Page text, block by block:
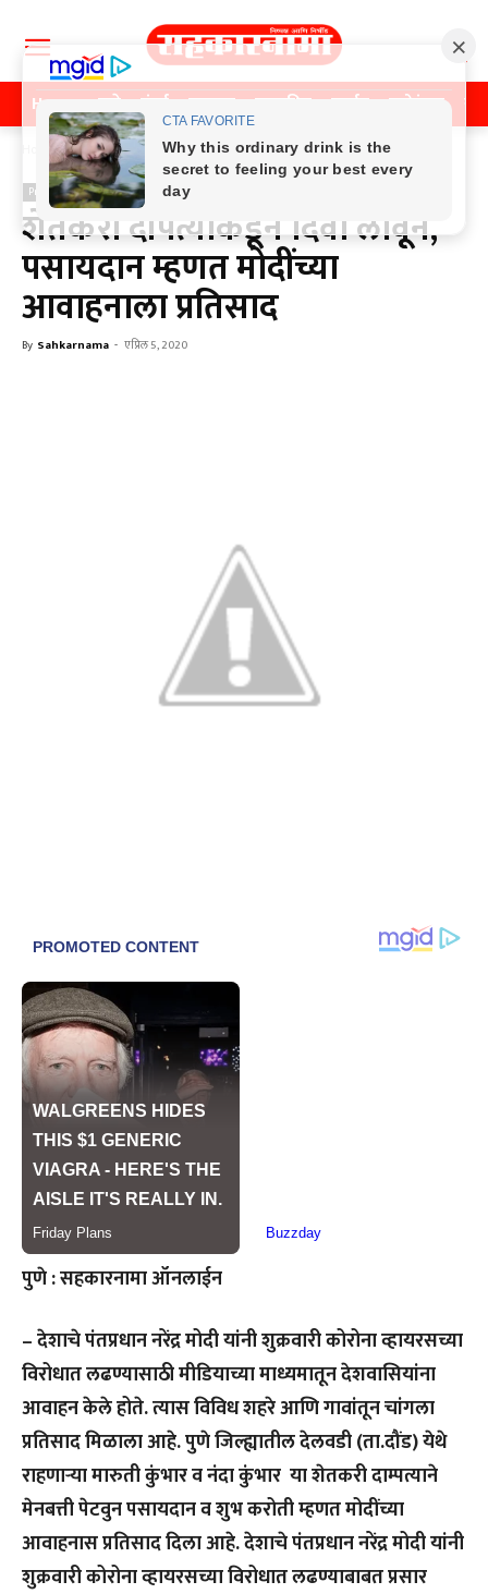
Home पुणे मुंबई महाराष्ट्र राजकीय क्राईम मनोरंजन
Home Previos News
Previos News
शेतकरी दांपत्याकडून दिवा लावून,
पसायदान म्हणत मोदींच्या
आवाहनाला प्रतिसाद
By Sahkarnama - एप्रिल 5, 2020
पुणे : सहकारनामा ऑनलाईन
– देशाचे पंतप्रधान नरेंद्र मोदी यांनी शुक्रवारी कोरोना व्हायरसच्या
विरोधात लढण्यासाठी मीडियाच्या माध्यमातून देशवासियांना
आवाहन केले होते. त्यास विविध शहरे आणि गावांतून चांगला
प्रतिसाद मिळाला आहे. पुणे जिल्ह्यातील देलवडी (ता.दौंड) येथे
राहणाऱ्या मारुती कुंभार व नंदा कुंभार या शेतकरी दाम्पत्याने
मेनबत्ती पेटवुन पसायदान व शुभ करोती म्हणत मोदींच्या
आवाहनास प्रतिसाद दिला आहे. देशाचे पंतप्रधान नरेंद्र मोदी यांनी
शुक्रवारी कोरोना व्हायरसच्या विरोधात लढण्याबाबत प्रसार